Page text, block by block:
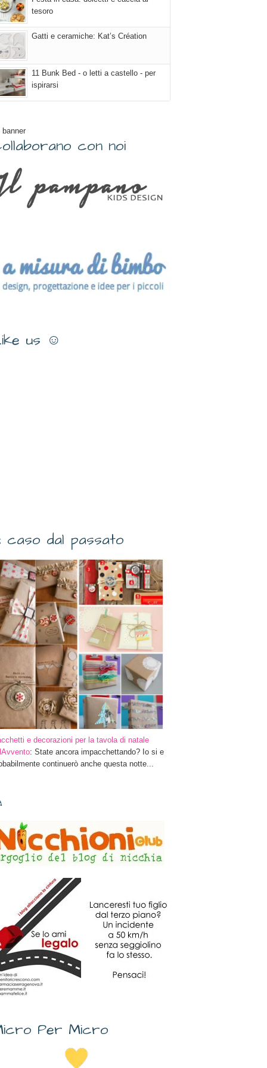
tesoro
Gatti e ceramiche: Kat’s Création
11 Bunk Bed - o letti a castello - per
ispirarsi
banner
con noi
us ☺
caso dal passato
e decorazioni per la tavola di natale
: State ancora impacchettando? Io si e
continuerò anche questa notte...
Per Micro